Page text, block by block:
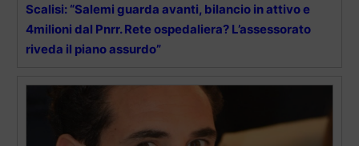
Scalisi: “Salemi guarda avanti, bilancio in attivo e
4milioni dal Pnrr. Rete ospedaliera? L’assessorato
riveda il piano assurdo”